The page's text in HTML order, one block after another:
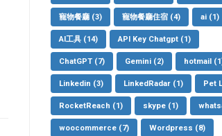
寵物餐廳 (3) 寵物餐廳住宿 (4) ai (1)
AI工具 (14) API Key Chatgpt (1)
ChatGPT (7) Gemini (2) hotmail
Linkedin (3) LinkedRadar (1) Pet
RocketReach (1) skype (1)
woocommerce (7) Wordpress (8)